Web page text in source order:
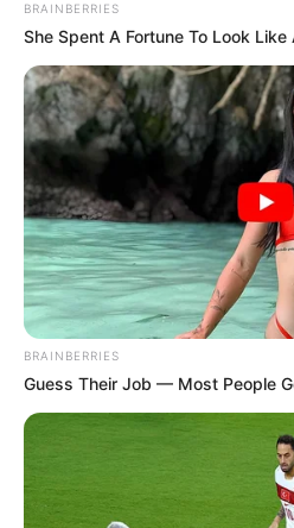
Elena Vargas osetila je ledeni
kada je menadžer, naglim i
otrgnuo ček iz njenih ruku. Iznos
na trenutak visio u vazduhu pre
„Odbijeno” i pocepao dokument
Komadići su pali u kantu kao
Ricardo Montenegro upravo je
da je bezvredan otpad. Još nije
upravo je sebi potpisao smrtnu
BRAINBERRIES
She Spent A Fortune To Look
BRAINBERRIES
Guess Their Job — Most People